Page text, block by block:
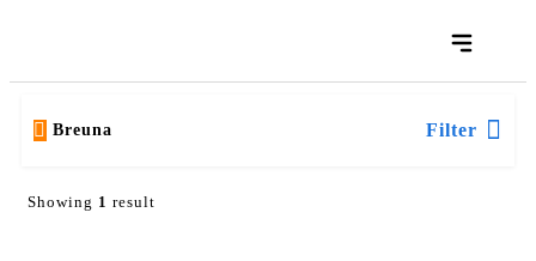
Breuna Filter
Showing 1 result